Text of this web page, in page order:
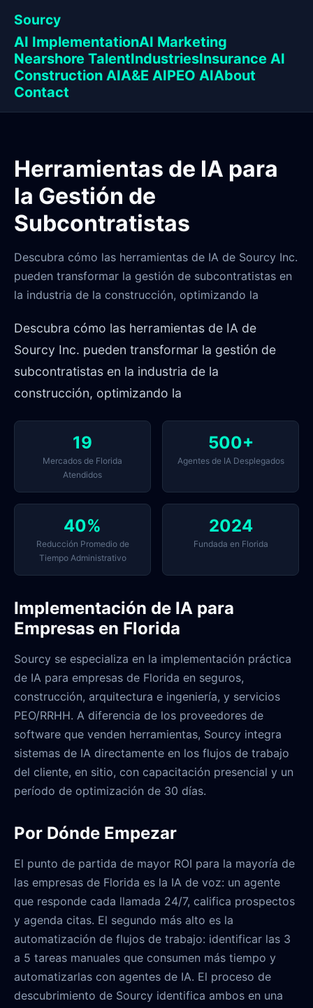
Sourcy
AI ImplementationAI Marketing
Nearshore TalentIndustriesInsurance AI
Construction AIA&E AIPEO AIAbout
Contact
Herramientas de IA para
la Gestión de
Subcontratistas
Descubra cómo las herramientas de IA de Sourcy Inc.
pueden transformar la gestión de subcontratistas en
la industria de la construcción, optimizando la
Descubra cómo las herramientas de IA de
Sourcy Inc. pueden transformar la gestión de
subcontratistas en la industria de la
construcción, optimizando la
19
Mercados de Florida
Atendidos
500+
Agentes de IA Desplegados
40%
Reducción Promedio de
Tiempo Administrativo
2024
Fundada en Florida
Implementación de IA para
Empresas en Florida
Sourcy se especializa en la implementación práctica
de IA para empresas de Florida en seguros,
construcción, arquitectura e ingeniería, y servicios
PEO/RRHH. A diferencia de los proveedores de
software que venden herramientas, Sourcy integra
sistemas de IA directamente en los flujos de trabajo
del cliente, en sitio, con capacitación presencial y un
período de optimización de 30 días.
Por Dónde Empezar
El punto de partida de mayor ROI para la mayoría de
las empresas de Florida es la IA de voz: un agente
que responde cada llamada 24/7, califica prospectos
y agenda citas. El segundo más alto es la
automatización de flujos de trabajo: identificar las 3
a 5 tareas manuales que consumen más tiempo y
automatizarlas con agentes de IA. El proceso de
descubrimiento de Sourcy identifica ambos en una